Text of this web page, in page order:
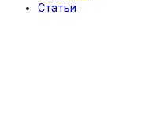
Статьи